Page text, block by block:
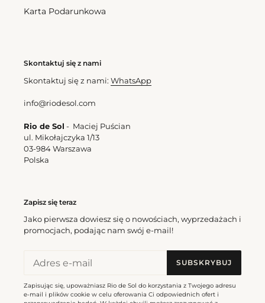
Karta Podarunkowa
Skontaktuj się z nami
Skontaktuj się z nami: WhatsApp
info@riodesol.com
Rio de Sol - Maciej Puścian
ul. Mikołajczyka 1/13
03-984 Warszawa
Polska
Zapisz się teraz
Jako pierwsza dowiesz się o nowościach, wyprzedażach i
promocjach, podając nam swój e-mail!
SUBSKRYBUJ
Zapisując się, upoważniasz Rio de Sol do korzystania z Twojego adresu
e-mail i plików cookie w celu oferowania Ci odpowiednich ofert i